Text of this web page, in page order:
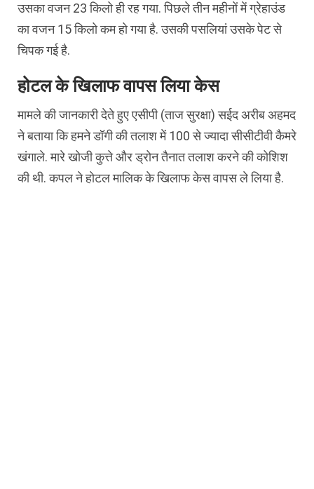
उसका वजन 23 किलो ही रह गया. पिछले तीन महीनों में ग्रेहाउंड
का वजन 15 किलो कम हो गया है. उसकी पसलियां उसके पेट से
चिपक गई है.
होटल के खिलाफ वापस लिया केस
मामले की जानकारी देते हुए एसीपी (ताज सुरक्षा) सईद अरीब अहमद
ने बताया कि हमने डॉगी की तलाश में 100 से ज्यादा सीसीटीवी कैमरे
खंगाले. मारे खोजी कुत्ते और ड्रोन तैनात तलाश करने की कोशिश
की थी. कपल ने होटल मालिक के खिलाफ केस वापस ले लिया है.